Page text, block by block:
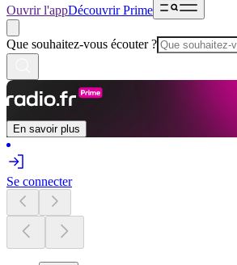
Ouvrir l'appDécouvrir Prime
Que souhaitez-vous écouter ?
En savoir plus
Se connecter